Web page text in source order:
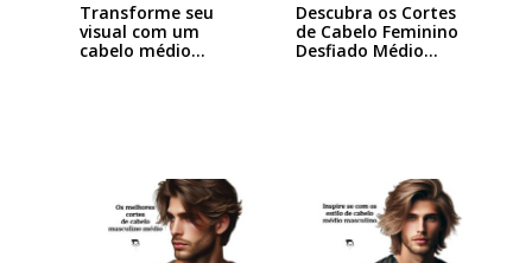
Transforme seu
visual com um
cabelo médio
Descubra os Cortes
de Cabelo Feminino
Desfiado Médio…